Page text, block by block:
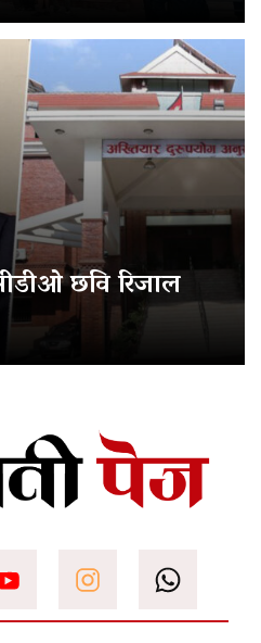
छवि रिजाल